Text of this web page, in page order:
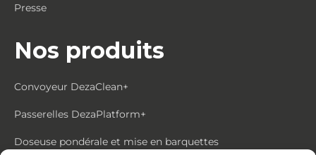
Presse
Nos produits
Convoyeur DezaClean+
Passerelles DezaPlatform+
Doseuse pondérale et mise en barquettes